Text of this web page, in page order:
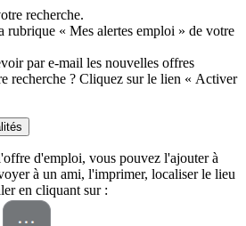
recherche.
rubrique « Mes alertes emploi » de votre
par e-mail les nouvelles offres
recherche ? Cliquez sur le lien « Activer
d'emploi, vous pouvez l'ajouter à
à un ami, l'imprimer, localiser le lieu
en cliquant sur :